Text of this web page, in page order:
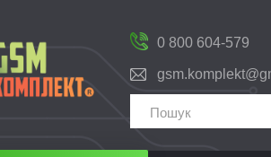
0 800 604-579